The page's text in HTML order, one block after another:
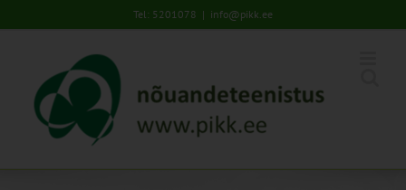
to
Tel: 5201078 | info@pikk.ee